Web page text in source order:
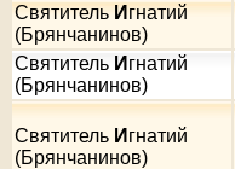
СвятительИгнатий
(Брянчанинов)
Святитель И гнатий
(Брянчанинов)
Святитель И гнатий
(Брянчанинов)